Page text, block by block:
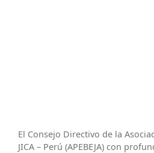
El Consejo Directivo de la
JICA – Perú (APEBEJA) con